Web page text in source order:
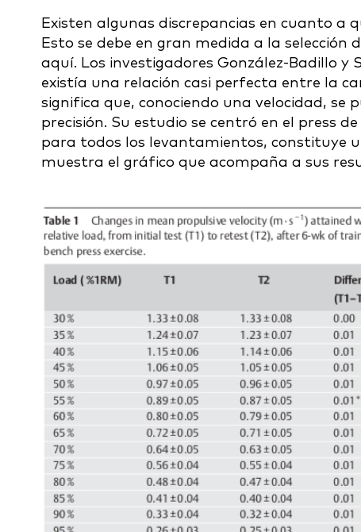
Existen algunas discrepancias en cuanto a
Esto se debe en gran medida a la selección
aquí. Los investigadores González-Badillo
existía una relación casi perfecta entre la
significa que, conociendo una velocidad, se
precisión. Su estudio se centró en el press
para todos los levantamientos, constituye
muestra el gráfico que acompaña a sus